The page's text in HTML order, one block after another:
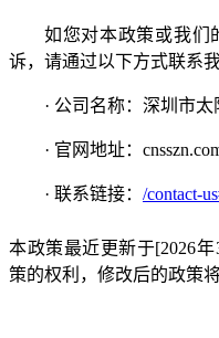
如您对本政策或我们
诉，请通过以下方式联系我
· 公司名称：深圳市
· 官网地址：
· 联系链接： /contact-
本政策最近更新于[2026
策的权利，修改后的政策